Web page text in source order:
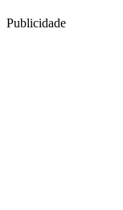
Publicidade